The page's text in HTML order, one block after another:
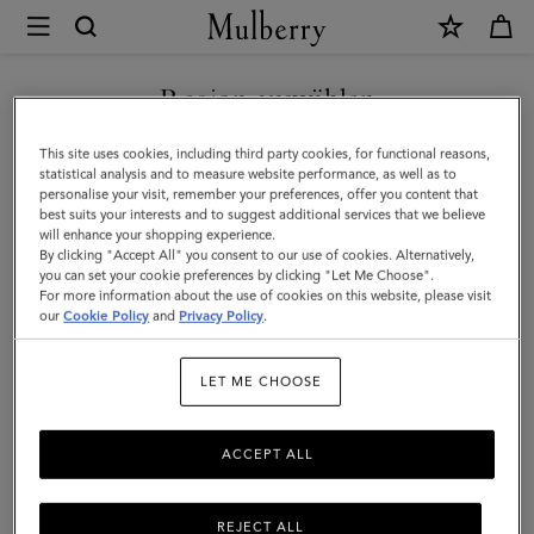
Mulberry
Farringdon
Kartenetui
|
Feine,
strukturierte
Narbung
in
Nachthimmel
Region auswählen
Sie befinden sich auf unserer Seite für Deutschland, aber wir
haben festgestellt, dass Sie hier sind: Vereinigte Staaten.
SEITE FÜR VEREINIGTE
STAATEN BESUCHEN
AUF FOLGENDER WEBSEITE
FORTFAHREN:
DEUTSCHLAND
This site uses cookies, including third party cookies, for functional reasons,
statistical analysis and to measure website performance, as well as to
personalise your visit, remember your preferences, offer you content that
best suits your interests and to suggest additional services that we believe
will enhance your shopping experience.
By clicking "Accept All" you consent to our use of cookies. Alternatively,
you can set your cookie preferences by clicking "Let Me Choose".
For more information about the use of cookies on this website, please visit
ourCookie Policy and Privacy Policy.
LET ME CHOOSE
REJECT ALL
ACCEPT ALL